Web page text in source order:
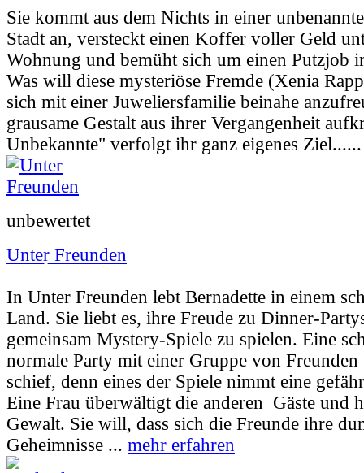
Sie kommt aus dem Nichts in einer
Stadt an, versteckt einen Koffer voller Geld
Wohnung und bemüht sich um einen Putzjob
Was will diese mysteriöse Fremde (Xenia
sich mit einer Juweliersfamilie beinahe
grausame Gestalt aus ihrer Vergangenheit
Unbekannte" verfolgt ihr ganz eigenes
unbewertet
Unter Freunden
Userbewertung:
In Unter Freunden lebt Bernadette in einem
Land. Sie liebt es, ihre Freude zu Dinner-
gemeinsam Mystery-Spiele zu spielen. Eine
normale Party mit einer Gruppe von
schief, denn eines der Spiele nimmt eine
Eine Frau überwältigt die anderen Gäste und
Gewalt. Sie will, dass sich die Freunde ihre
Geheimnisse ... mehr erfahren